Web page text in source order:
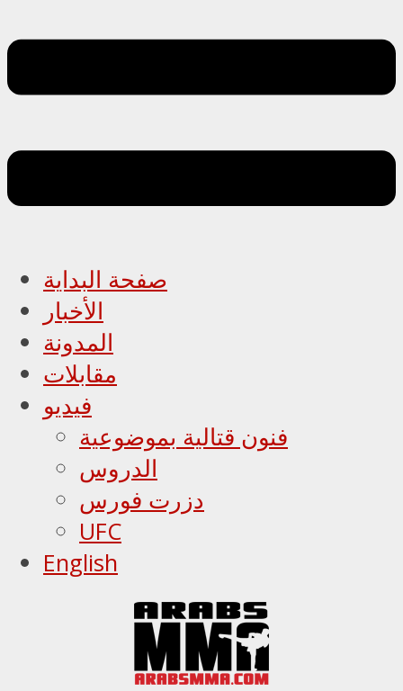
صفحة البداية
الأخبار
المدونة
مقابلات
فيديو
فنون قتالية بموضوعية
الدروس
دزرت فورس
UFC
English